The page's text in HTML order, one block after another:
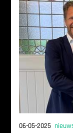
06-05-2025